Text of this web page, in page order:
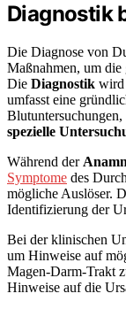
Diagnostik
Die Diagnose von
Maßnahmen, um die
Die Diagnostik wird
umfasst eine
spezielle
Während der
Symptome des
mögliche Auslöser.
Identifizierung der
Bei der klinischen
um Hinweise auf
Magen-Darm-Trakt
Hinweise auf die